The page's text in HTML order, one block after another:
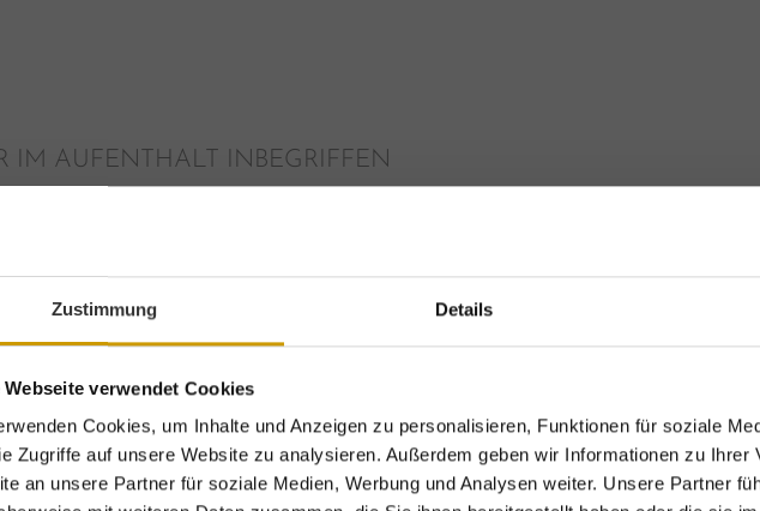
Zustimmung Details
Webseite verwendet Cookies
Cookies, um Inhalte und Anzeigen zu personalisieren, Funktionen für soziale
Zugriffe auf unsere Website zu analysieren. Außerdem geben wir Informationen zu Ihrer
an unsere Partner für soziale Medien, Werbung und Analysen weiter. Unsere Partner
IM AUFENTHALT INBEGRIFFEN
& Mini-Bar
Sie Ihren Aufenthalt mit einemGlas
Starten Sie in den Tag
Exklusive Urlaubsvorteile – nur für kurze Zeit!